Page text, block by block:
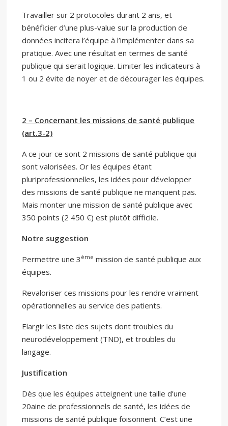
Travailler sur 2 protocoles durant 2 ans, et
bénéficier d’une plus-value sur la production de
données incitera l’équipe à l’implémenter dans sa
pratique. Avec une résultat en termes de santé
publique qui serait logique. Limiter les indicateurs à
1 ou 2 évite de noyer et de décourager les équipes.
2 – Concernant les missions de santé publique
(art.3-2)
A ce jour ce sont 2 missions de santé publique qui
sont valorisées. Or les équipes étant
pluriprofessionnelles, les idées pour développer
des missions de santé publique ne manquent pas.
Mais monter une mission de santé publique avec
350 points (2 450 €) est plutôt difficile.
Notre suggestion
Permettre une 3 ème mission de santé publique aux
équipes.
Revaloriser ces missions pour les rendre vraiment
opérationnelles au service des patients.
Elargir les liste des sujets dont troubles du
neurodéveloppement (TND), et troubles du
langage.
Justification
Dès que les équipes atteignent une taille d’une
20aine de professionnels de santé, les idées de
missions de santé publique foisonnent. C’est une